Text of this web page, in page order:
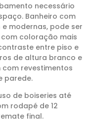
necessário
Banheiro com
modernas, pode ser
coloração mais
entre piso e
de altura branco e
revestimentos
parede.
de boiseries até
rodapé de 12
final.